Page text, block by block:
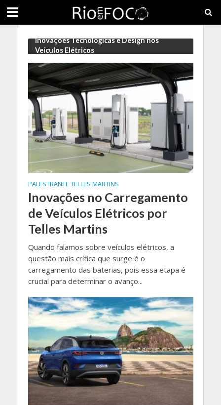
Inovações Tecnológicas e Design nos
Veículos Elétricos
PALESTRANTE TELLES MARTINS
Inovações no Carregamento
de Veículos Elétricos por
Telles Martins
Quando falamos sobre veículos elétricos, a
questão mais crítica que surge é o
carregamento das baterias, pois essa etapa é
crucial para determinar o avanço...